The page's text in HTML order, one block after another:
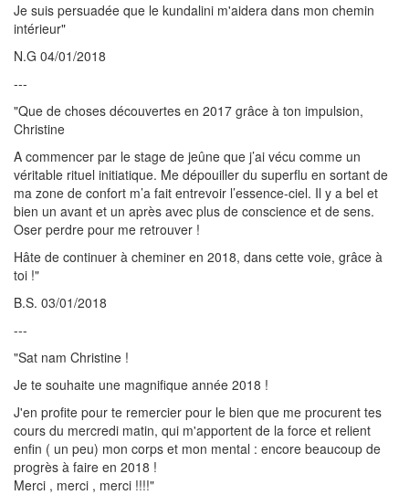
Je suis persuadée que le kundalini m'aidera dans mon chemin
intérieur"
N.G 04/01/2018
---
"Que de choses découvertes en 2017 grâce à ton impulsion,
Christine
A commencer par le stage de jeûne que j’ai vécu comme un
véritable rituel initiatique. Me dépouiller du superflu en sortant de
ma zone de confort m’a fait entrevoir l’essence-ciel. Il y a bel et
bien un avant et un après avec plus de conscience et de sens.
Oser perdre pour me retrouver !
Hâte de continuer à cheminer en 2018, dans cette voie, grâce à
toi !"
B.S. 03/01/2018
---
"Sat nam Christine !
Je te souhaite une magnifique année 2018 !
J'en profite pour te remercier pour le bien que me procurent tes
cours du mercredi matin, qui m'apportent de la force et relient
enfin ( un peu) mon corps et mon mental : encore beaucoup de
progrès à faire en 2018 !
Merci , merci , merci !!!!"